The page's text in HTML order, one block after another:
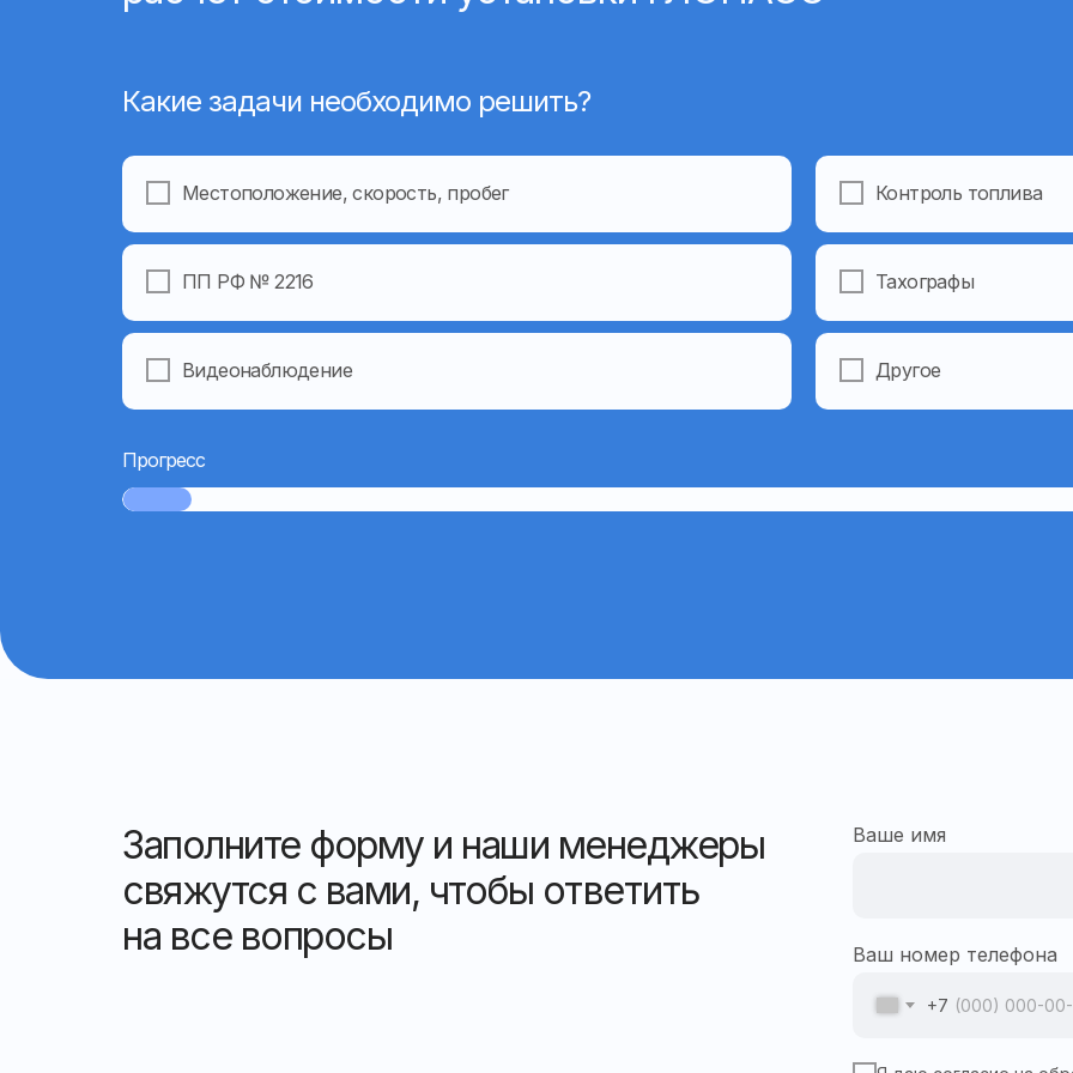
Какие задачи необходимо решить?
Видеонаблюдение
ПП РФ № 2216
Другое
Тахографы
Контроль топлива
Местоположение, скорость, пробег
Прогресс
Заполните форму и наши менеджеры
свяжутся с вами, чтобы ответить
на все вопросы
Ваше имя
Ваш номер телефона
+7